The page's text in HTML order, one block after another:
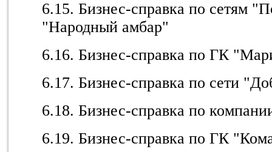
6.15. Бизнес-справка по сетям
"Народный амбар"
6.16. Бизнес-справка по ГК
6.17. Бизнес-справка по сети
6.18. Бизнес-справка по
6.19. Бизнес-справка по ГК